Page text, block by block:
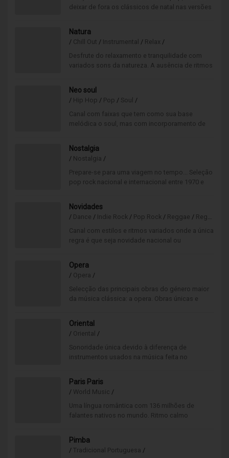
deixar de fora os clássicos de natal nas versões
canal.
Natura
/ Chill Out / Instrumental / Relax /
Desfrute do relaxamento e tranquilidade com
variados sons da natureza. A ausência de ritmos
Neo soul
/ Hip Hop / Pop / Soul /
Canal com faixas que tem como sua base
melódica o soul, mas com incorporamento de
Nostalgia
/ Nostalgia /
Prepare-se para uma viagem no tempo... Seleção
pop rock nacional e internacional entre 1970 e
época.
Novidades
/ Dance / Indie Rock / Pop Rock / Reggae / Reggaeton
Canal com estilos e ritmos variados onde a única
regra é que seja novidade nacional ou
Opera
/ Opera /
Selecção das principais obras do género maior
da música clássica: a opera. Obras únicas e
e orquestras.
Oriental
/ Oriental /
Sonoridade única devido à diferença de
instrumentos usados na música feita no
mente e o corpo.
Paris Paris
/ World Music /
Uma língua romântica com 136 milhões de
falantes nativos no mundo. Ritmo calmo
em frança.
Pimba
/ Tradicional Portuguesa /